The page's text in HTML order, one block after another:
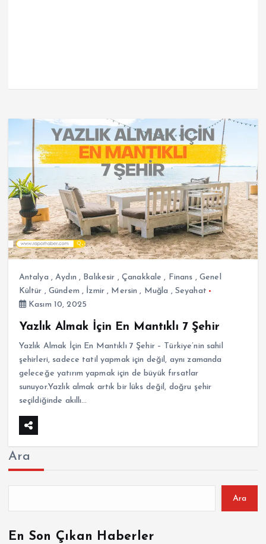
Antalya ,Aydın , Balıkesir , Çanakkale , Finans , Genel
Kültür , Gündem , İzmir, Mersin , Muğla , Seyahat
Kasım 10, 2025
Yazlık Almak İçin En Mantıklı 7 Şehir
Yazlık Almak İçin En Mantıklı 7 Şehir – Türkiye’nin sahil
şehirleri, sadece tatil yapmak için değil, aynı zamanda
geleceğe yatırım yapmak için de büyük fırsatlar
sunuyor.Yazlık almak artık bir lüks değil, doğru şehir
seçildiğinde akıllı…
Ara
Ara
En Son Çıkan Haberler